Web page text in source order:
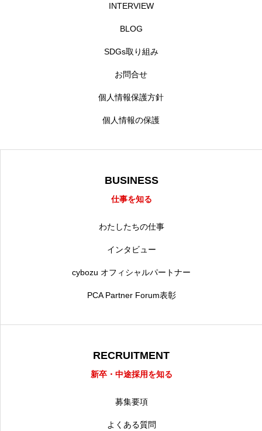
INTERVIEW
BLOG
SDGs取り組み
お問合せ
個人情報保護方針
個人情報の保護
BUSINESS
仕事を知る
わたしたちの仕事
インタビュー
cybozu オフィシャルパートナー
PCA Partner Forum表彰
RECRUITMENT
新卒・中途採用を知る
募集要項
よくある質問